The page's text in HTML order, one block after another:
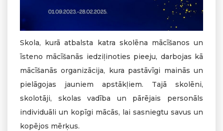
Skola, kurā atbalsta katra skolēna mācīšanos un
īsteno mācīšanās iedziļinoties pieeju, darbojas kā
mācīšanās organizācija, kura pastāvīgi mainās un
pielāgojas jauniem apstākļiem. Tajā skolēni,
skolotāji, skolas vadība un pārējais personāls
individuāli un kopīgi mācās, lai sasniegtu savus un
kopējos mērķus.